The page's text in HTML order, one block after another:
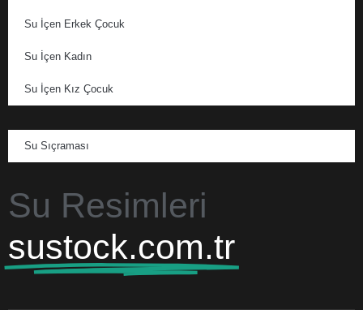
Su İçen Erkek Çocuk
Su İçen Kadın
Su İçen Kız Çocuk
Su Sıçraması
Su Resimleri
sustock.com.tr